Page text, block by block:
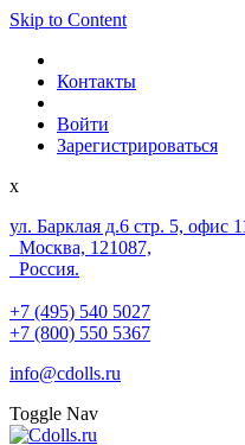
Skip to Content
Контакты
Войти
Зарегистрироваться
x
ул. Барклая д.6 стр. 5, офис
Москва, 121087,
Россия.
+7 (495) 540 5027
+7 (800) 550 5367
info@cdolls.ru
Toggle Nav